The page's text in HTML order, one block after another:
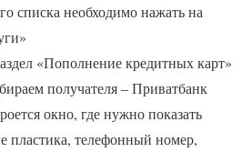
списка необходимо нажать на
«Пополнение кредитных карт»
получателя – Приватбанк
окно, где нужно показать
пластика, телефонный номер,